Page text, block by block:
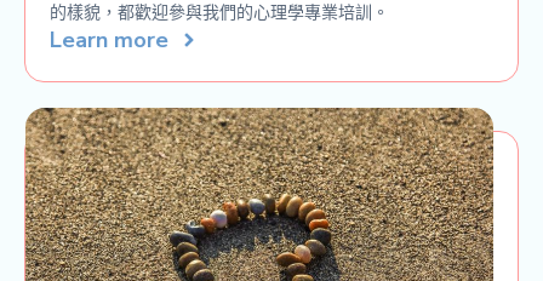
的樣貌，都歡迎參與我們的心理學專業培訓。
Learn more